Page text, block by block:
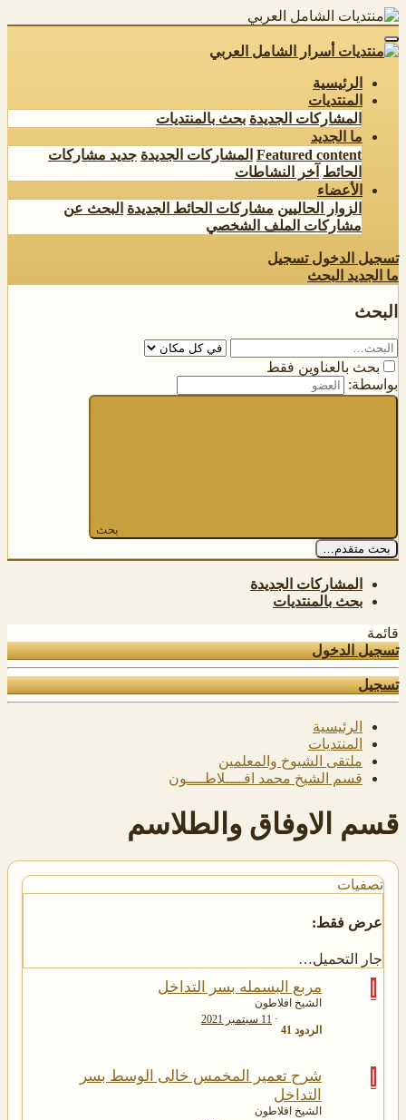
الرئيسية
المنتديات
المشاركات الجديدة بحث بالمنتديات
ما الجديد
Featured content المشاركات الجديدة جديد مشاركات
الحائط آخر النشاطات
الأعضاء
الزوار الحاليين مشاركات الحائط الجديدة البحث عن
مشاركات الملف الشخصي
تسجيل الدخول تسجيل
ما الجديد البحث
البحث
بحث بالعناوين فقط
بواسطة:
بحث
بحث متقدم…
المشاركات الجديدة
بحث بالمنتديات
قائمة
تسجيل الدخول
تسجيل
الرئيسية
المنتديات
ملتقى الشيوخ والمعلمين
قسم الشيخ محمد افــــلاطــــون
قسم الاوفاق والطلاسم
تصفيات
عرض فقط:
جار التحميل…
ا مربع البسمله بسر التداخل
الشيخ افلاطون
الردود 41
11 سبتمبر 2021
ا
شرح تعمير المخمس خالى الوسط بسر
التداخل
الشيخ افلاطون